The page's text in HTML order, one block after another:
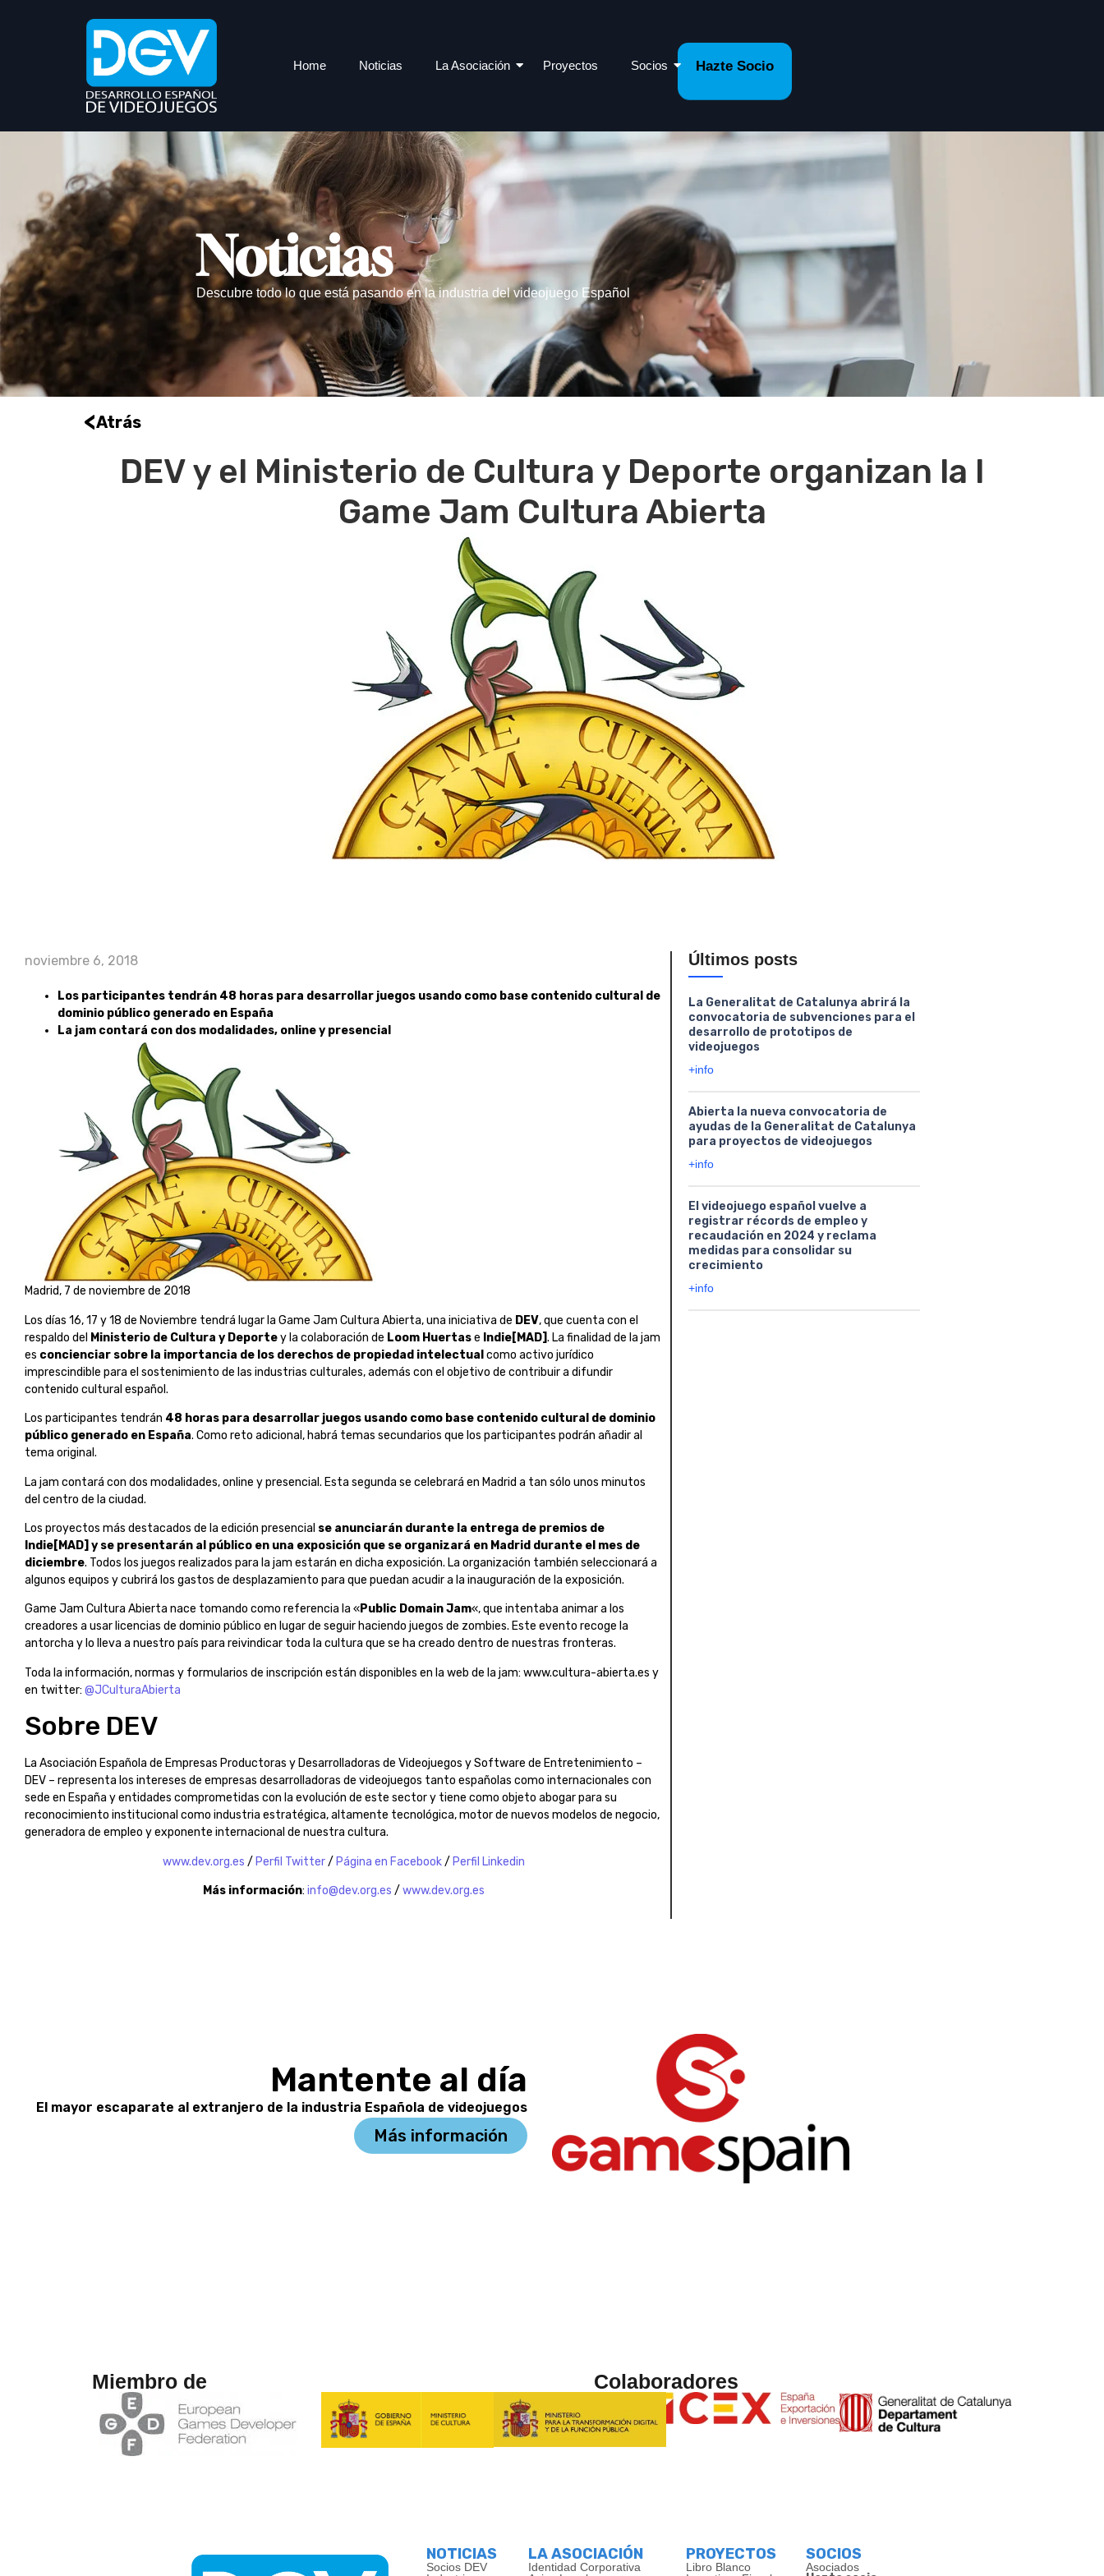
Home Noticias La Asociación Proyectos Socios Hazte Socio
Noticias
Descubre todo lo que está pasando en la industria del videojuego Español
<Atrás
DEV y el Ministerio de Cultura y Deporte organizan la I
Game Jam Cultura Abierta
noviembre 6, 2018
Los participantes tendrán 48 horas para desarrollar juegos usando como base contenido cultural de
dominio público generado en España
La jam contará con dos modalidades, online y presencial
Madrid, 7 de noviembre de 2018
Los días 16, 17 y 18 de Noviembre tendrá lugar la Game Jam Cultura Abierta, una iniciativa de DEV, que cuenta con el
respaldo del Ministerio de Cultura y Deportey la colaboración de Loom Huertase Indie[MAD]. La finalidad de la jam
es concienciar sobre la importancia de los derechos de propiedad intelectual como activo jurídico
imprescindible para el sostenimiento de las industrias culturales, además con el objetivo de contribuir a difundir
contenido cultural español.
Los participantes tendrán 48 horas para desarrollar juegos usando como base contenido cultural de dominio
público generado en España. Como reto adicional, habrá temas secundarios que los participantes podrán añadir al
tema original.
La jam contará con dos modalidades, online y presencial. Esta segunda se celebrará en Madrid a tan sólo unos minutos
del centro de la ciudad.
Los proyectos más destacados de la edición presencial se anunciarán durante la entrega de premios de
Indie[MAD] y se presentarán al público en una exposición que se organizará en Madrid durante el mes de
diciembre. Todos los juegos realizados para la jam estarán en dicha exposición. La organización también seleccionará a
algunos equipos y cubrirá los gastos de desplazamiento para que puedan acudir a la inauguración de la exposición.
Game Jam Cultura Abierta nace tomando como referencia la «Public Domain Jam«, que intentaba animar a los
creadores a usar licencias de dominio público en lugar de seguir haciendo juegos de zombies. Este evento recoge la
antorcha y lo lleva a nuestro país para reivindicar toda la cultura que se ha creado dentro de nuestras fronteras.
Toda la información, normas y formularios de inscripción están disponibles en la web de la jam: www.cultura-abierta.es y
en twitter: @JCulturaAbierta
Sobre DEV
La Asociación Española de Empresas Productoras y Desarrolladoras de Videojuegos y Software de Entretenimiento –
DEV – representa los intereses de empresas desarrolladoras de videojuegos tanto españolas como internacionales con
sede en España y entidades comprometidas con la evolución de este sector y tiene como objeto abogar para su
reconocimiento institucional como industria estratégica, altamente tecnológica, motor de nuevos modelos de negocio,
generadora de empleo y exponente internacional de nuestra cultura.
www.dev.org.es / Perfil Twitter / Página en Facebook/ Perfil Linkedin
Más información: info@dev.org.es / www.dev.org.es
Últimos posts
La Generalitat de Catalunya abrirá la
convocatoria de subvenciones para el
desarrollo de prototipos de
videojuegos
+info
Abierta la nueva convocatoria de
ayudas de la Generalitat de Catalunya
para proyectos de videojuegos
+info
El videojuego español vuelve a
registrar récords de empleo y
recaudación en 2024 y reclama
medidas para consolidar su
crecimiento
+info
Mantente al día
El mayor escaparate al extranjero de la industria Española de videojuegos
Más información
Miembro de Colaboradores
NOTICIAS
Socios DEV
LA ASOCIACIÓN
Identidad Corporativa
PROYECTOS
Libro Blanco
SOCIOS
Asociados